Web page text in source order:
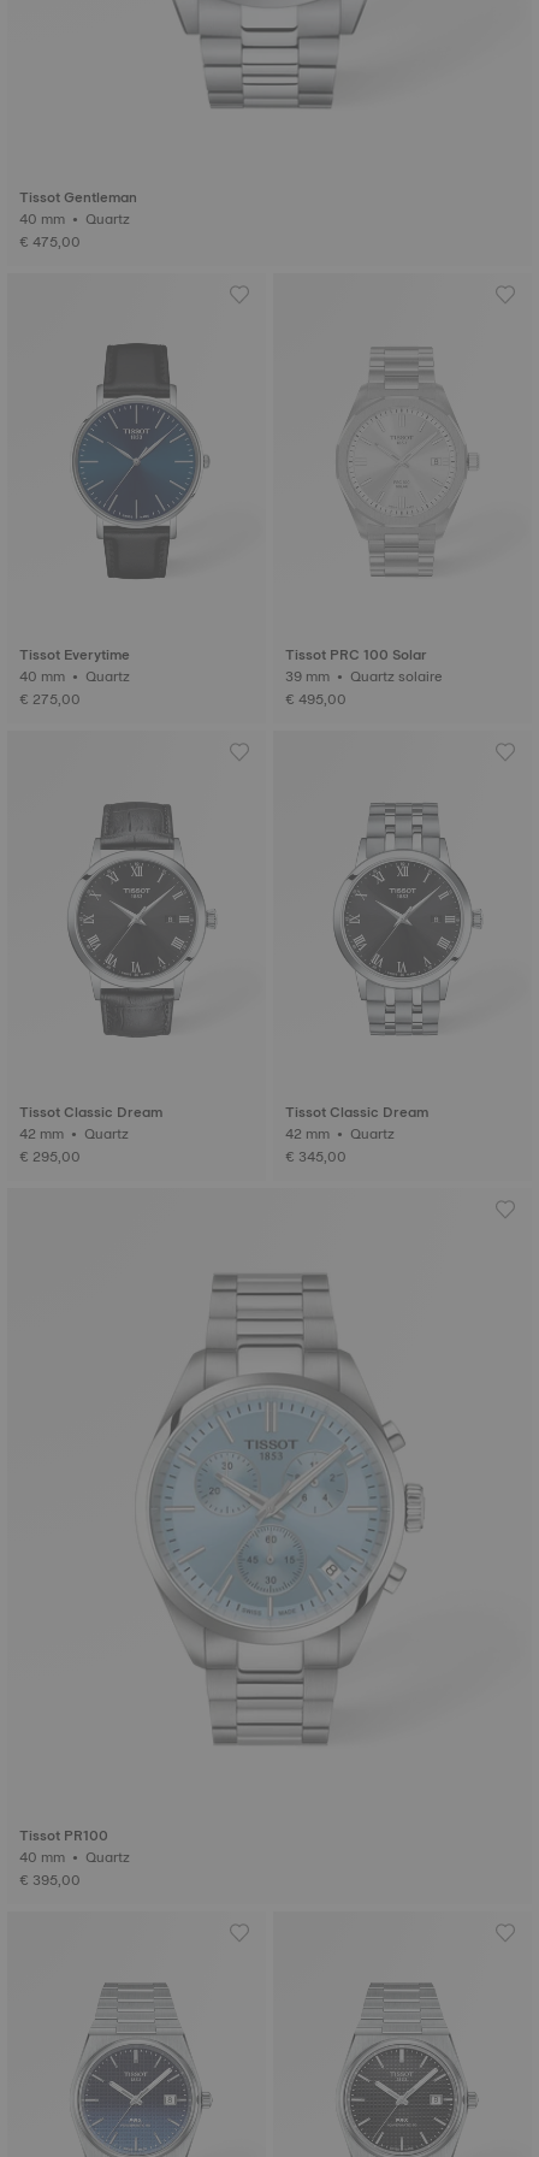
Tissot Gentleman
40 mm • Quartz
€ 475,00
Tissot Everytime
40 mm • Quartz
€ 275,00
Tissot PRC 100 Solar
39 mm • Quartz solaire
€ 495,00
Tissot Classic Dream
42 mm • Quartz
€ 295,00
Tissot Classic Dream
42 mm • Quartz
€ 345,00
Tissot PR100
40 mm • Quartz
€ 395,00